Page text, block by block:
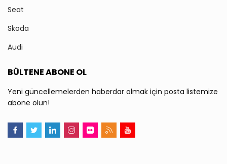
Seat
Skoda
Audi
BÜLTENE ABONE OL
Yeni güncellemelerden haberdar olmak için posta listemize
abone olun!